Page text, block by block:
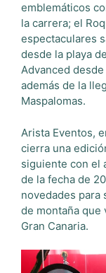
emblemáticos
la carrera; el
espectaculares
desde la playa
Advanced
además de la
Maspalomas.
Arista Eventos,
cierra una
siguiente con el
de la fecha de
novedades
de montaña que
Gran Canaria.